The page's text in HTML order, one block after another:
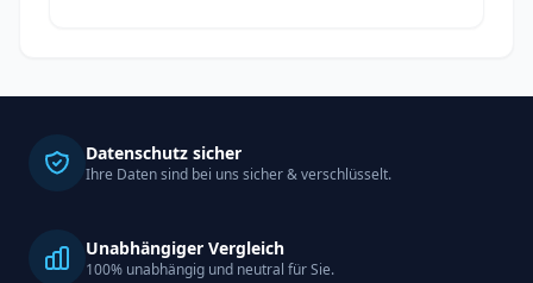
Datenschutz sicher
Ihre Daten sind bei uns sicher & verschlüsselt.
Unabhängiger Vergleich
100% unabhängig und neutral für Sie.